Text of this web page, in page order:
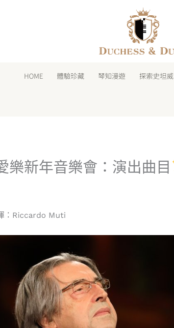
HOME 體驗珍藏 琴知漫遊 探索史坦威
樂新年音樂會：演出曲目
：Riccardo Muti
instagram
line